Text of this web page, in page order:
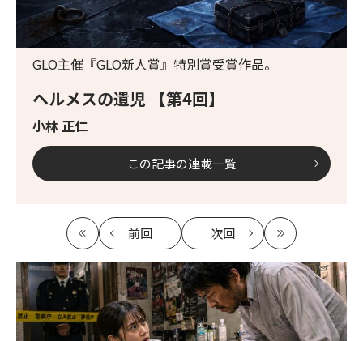
ヘルメスの遺児 【第4回】
小林 正仁
GLO主催『GLO新人賞』特別賞受賞作品。
この記事の連載一覧
最
初
前回
記
事
へ
次回
記
事
へ
最
新